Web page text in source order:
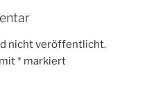
nicht veröffentlicht.
* markiert